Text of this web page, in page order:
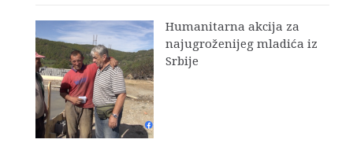
Humanitarna akcija za
najugroženijeg mladića iz
Srbije